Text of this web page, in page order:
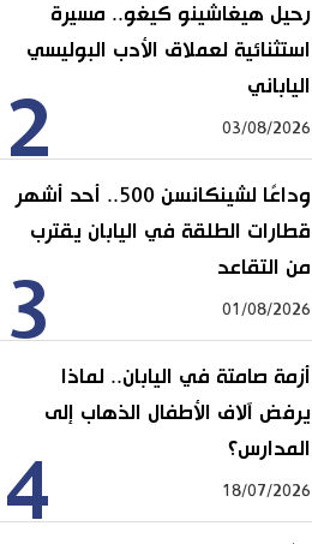
2
رحيل هيغاشينو كيغو.. مسيرة
استثنائية لعملاق الأدب البوليسي
الياباني
03/08/2026
3
وداعًا لشينكانسن 500.. أحد أشهر
قطارات الطلقة في اليابان يقترب
من التقاعد
01/08/2026
4
أزمة صامتة في اليابان.. لماذا
يرفض آلاف الأطفال الذهاب إلى
المدارس؟
18/07/2026